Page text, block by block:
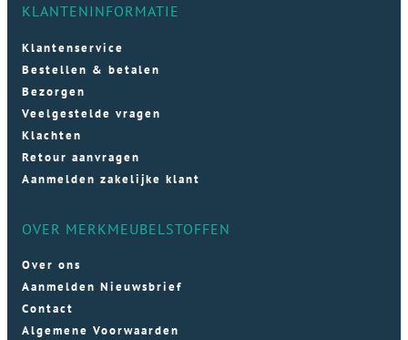
KLANTENINFORMATIE
Klantenservice
Bestellen & betalen
Bezorgen
Veelgestelde vragen
Klachten
Retour aanvragen
Aanmelden zakelijke klant
OVER MERKMEUBELSTOFFEN
Over ons
Aanmelden Nieuwsbrief
Contact
Algemene Voorwaarden